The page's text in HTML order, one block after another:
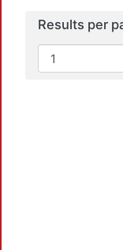
Results per